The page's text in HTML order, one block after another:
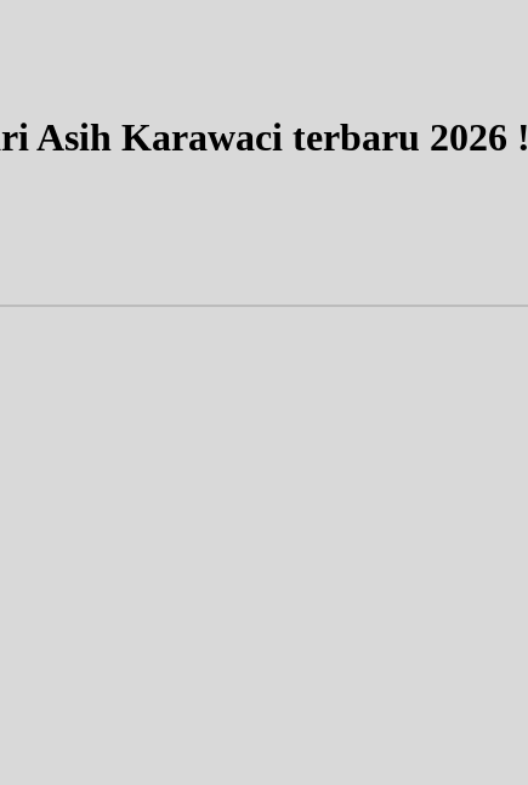
Asih Karawaci terbaru 2026 !